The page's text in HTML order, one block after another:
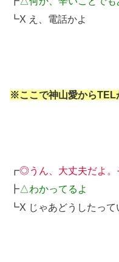
┗X え、電話かよ
※ここで神山愛からTEL
┏◎うん、大丈夫だよ。
┣△わかってるよ
┗X じゃあどうしたって